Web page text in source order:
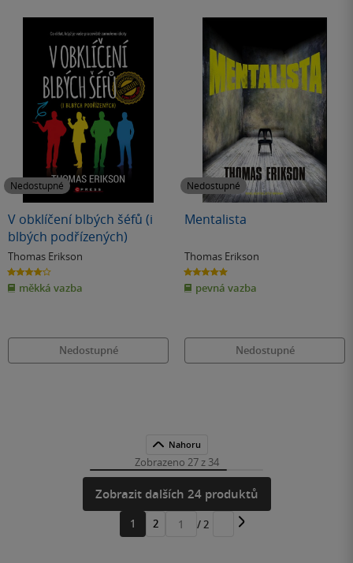
Nedostupné
V obklíčení blbých šéfů (i
blbých podřízených)
Thomas Erikson
4.0
z
5
hvězdiček
měkká vazba
Nedostupné
Nedostupné
Mentalista
Thomas Erikson
5.0
z
5
hvězdiček
pevná vazba
Nedostupné
Nahoru
Zobrazeno 27 z 34
Zobrazit dalších 24 produktů
1 2
Přejít
/ 2